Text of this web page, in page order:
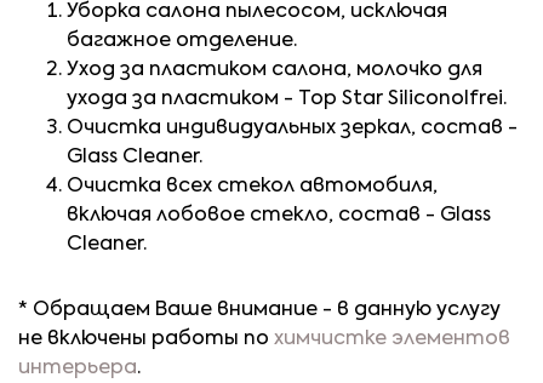
Уборка салона пылесосом, исключая
багажное отделение.
Уход за пластиком салона, молочко для
ухода за пластиком - Top Star Siliconolfrei.
Очистка индивидуальных зеркал, состав -
Glass Cleaner.
Очистка всех стекол автомобиля,
включая лобовое стекло, состав - Glass
Cleaner.
* Обращаем Ваше внимание - в данную услугу
не включены работы по химчистке элементов
интерьера.